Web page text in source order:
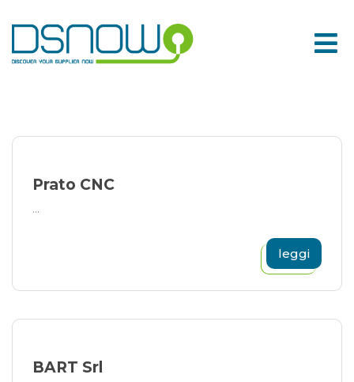
to
content
Prato CNC
...
leggi
BART Srl